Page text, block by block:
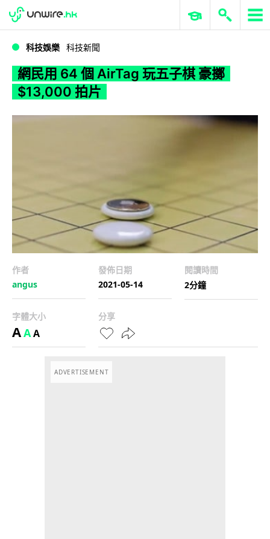
WWDC 2026 ERP 與商業 AI
科技娛樂 科技新聞
網民用 64 個 AirTag 玩五子棋 豪擲
$13,000 拍片
作者
angus
發佈日期
2021-05-14
閱讀時間
2分鐘
字體大小
AAA
分享
ADVERTISEMENT